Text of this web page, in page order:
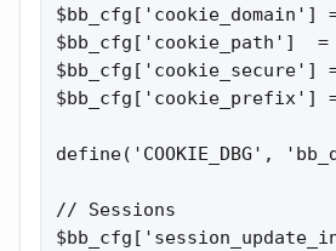
$bb_cfg['cookie_domain'] =
$bb_cfg['cookie_secure']
define('COOKIE_DBG',
// Sessions